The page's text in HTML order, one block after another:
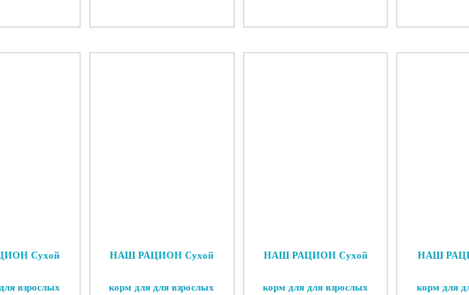
Сухой
взрослых
НАШ РАЦИОН Сухой
корм для для взрослых
НАШ РАЦИОН Сухой
корм для для взрослых
НАШ
корм для